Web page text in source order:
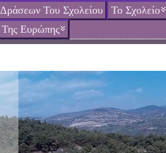
Του Σχολείου
Το Σχολείο
Ευρώπης